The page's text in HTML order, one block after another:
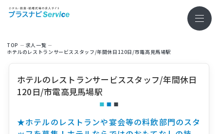
TOP
求⼈⼀覧
ホテルのレストランサービススタッフ/年間休日120日/市電高見馬場駅
ホテルのレストランサービススタッフ/年間休日
120日/市電高見馬場駅
★ホテルのレストランや宴会等の料飲部門のスタ